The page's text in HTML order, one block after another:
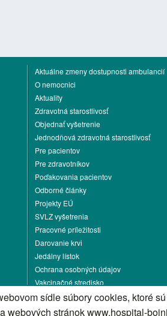
Aktuálne zmeny dostupnosti ambulancií
O nemocnici
Aktuality
Zdravotná starostlivosť
Objednať vyšetrenie
Jednodňová zdravotná starostlivosť
Pre pacientov
Pre zdravotníkov
Poďakovania pacientov
Odborné články
Projekty EÚ
SVLZ vyšetrenia
Pracovné príležitosti
Darovanie krvi
Jedálny lístok
Ochrana osobných údajov
Vakcinačné stredisko
Kontakt
sídle súbory cookies, ktoré
webových stránok www.hospital-